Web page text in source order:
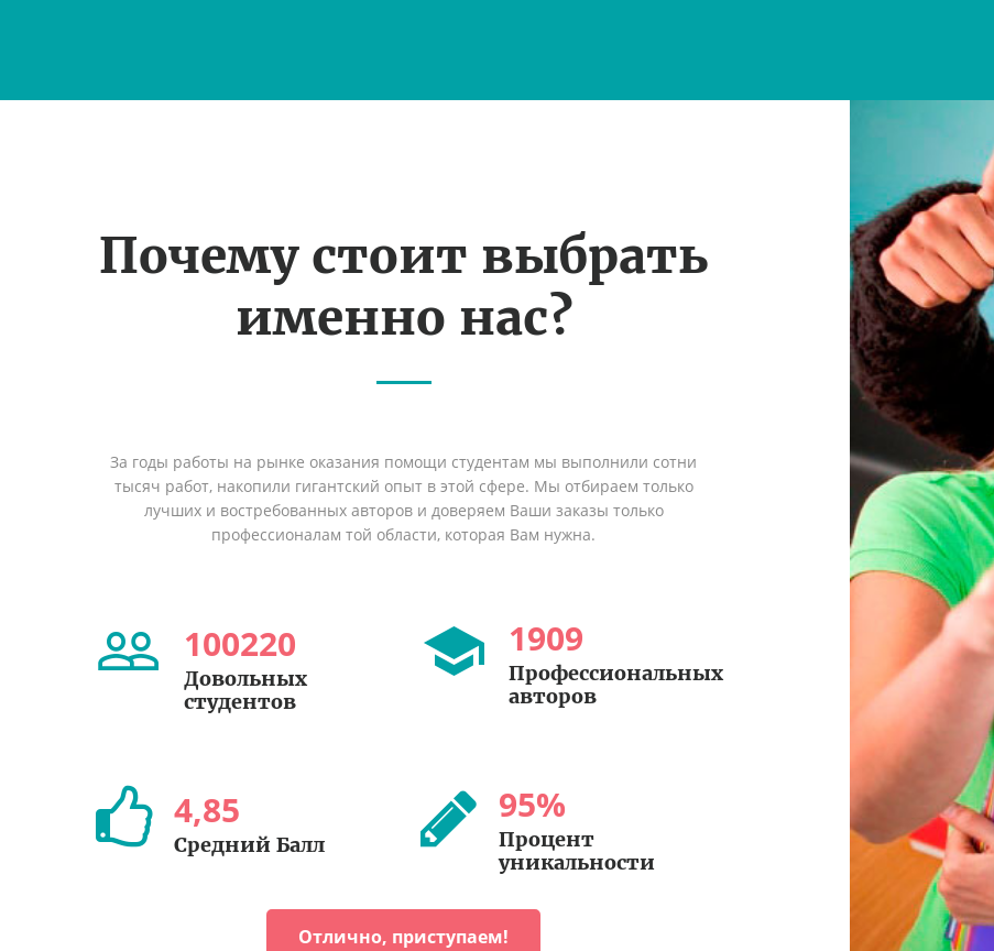
Почему стоит выбрать
именно нас?
За годы работы на рынке оказания помощи студентам мы выполнили сотни
тысяч работ, накопили гигантский опыт в этой сфере. Мы отбираем только
лучших и востребованных авторов и доверяем Ваши заказы только
профессионалам той области, которая Вам нужна.
100220
Довольных
студентов
1909
Профессиональных
авторов
4,85
Средний Балл
95%
Процент
уникальности
Отлично, приступаем!